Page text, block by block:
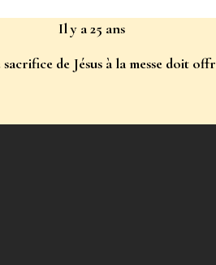
Il y a 25 ans
de Jésus à la messe doit